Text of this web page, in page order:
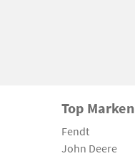
Top Marken
Fendt
John Deere